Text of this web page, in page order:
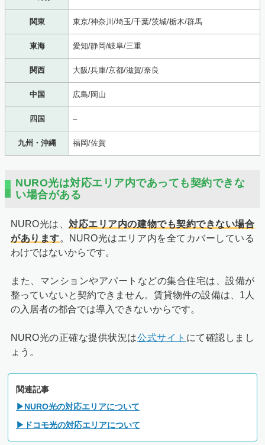
関東 東京/神奈川/埼玉/千葉/茨城/栃木/群馬
東海 愛知/静岡/岐阜/三重
関西 大阪/兵庫/京都/滋賀/奈良
中国 広島/岡山
四国 –
九州・沖縄 福岡/佐賀
NURO光は対応エリア内であっても契約できな
い場合がある
NURO光は、対応エリア内の建物でも契約できない場合
があります。NURO光はエリア内を全てカバーしている
わけではないからです。
また、マンションやアパートなどの集合住宅は、設備が
整っていないと契約できません。賃貸物件の設備は、1人
の入居者の都合では導入できないからです。
NURO光の正確な提供状況は公式サイト にて確認しまし
ょう。
関連記事
▶NURO光の対応エリアについて
▶ドコモ光の対応エリアについて